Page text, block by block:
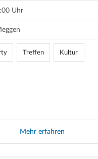
Uhr
Treffen Kultur
Mehr erfahren